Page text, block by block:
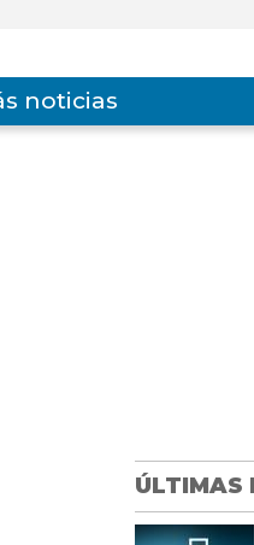
noticias
ÚLTIMAS